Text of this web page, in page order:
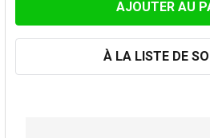
À LA LISTE DE